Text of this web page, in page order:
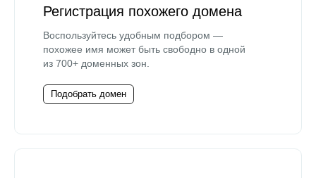
Регистрация похожего домена
Воспользуйтесь удобным подбором —
похожее имя может быть свободно в одной
из 700+ доменных зон.
Подобрать домен